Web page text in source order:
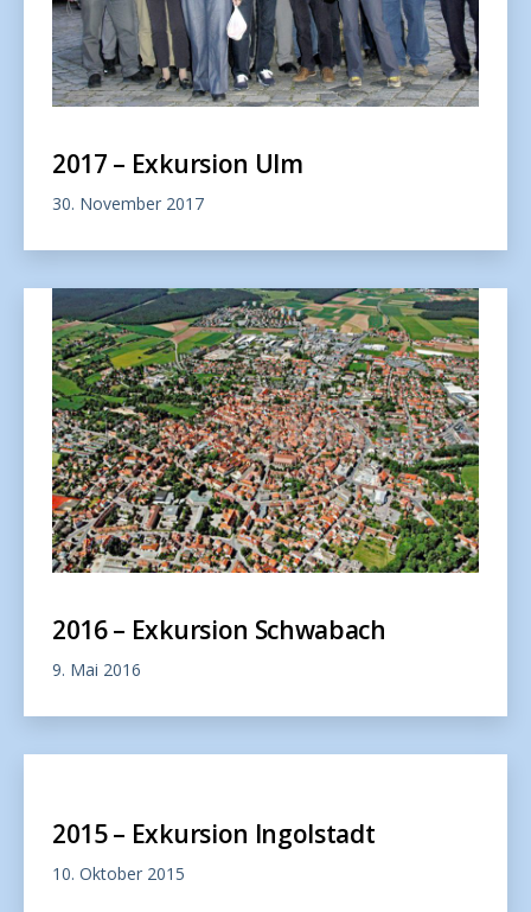
2017 – Exkursion Ulm
30. November 2017
2016 – Exkursion Schwabach
9. Mai 2016
2015 – Exkursion Ingolstadt
10. Oktober 2015